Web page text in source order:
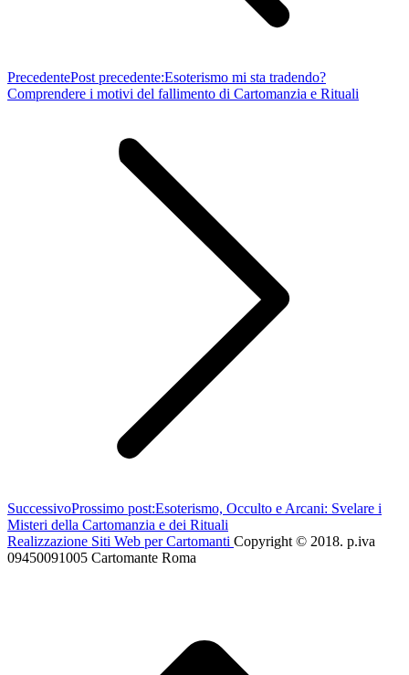
PrecedentePost precedente:Esoterismo mi sta tradendo?
Comprendere i motivi del fallimento di Cartomanzia e Rituali
SuccessivoProssimo post:Esoterismo, Occulto e Arcani: Svelare i
Misteri della Cartomanzia e dei Rituali
Realizzazione Siti Web per Cartomanti Copyright © 2018. p.iva
09450091005 Cartomante Roma